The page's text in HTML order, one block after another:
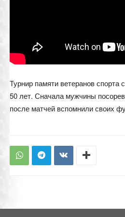
Турнир памяти ветеранов спорта
50 лет. Сначала мужчины
после матчей вспомнили своих